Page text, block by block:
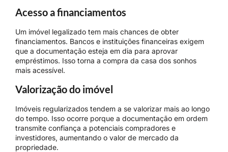
Acesso a financiamentos
Um imóvel legalizado tem mais chances de obter
financiamentos. Bancos e instituições financeiras exigem
que a documentação esteja em dia para aprovar
empréstimos. Isso torna a compra da casa dos sonhos
mais acessível.
Valorização do imóvel
Imóveis regularizados tendem a se valorizar mais ao longo
do tempo. Isso ocorre porque a documentação em ordem
transmite confiança a potenciais compradores e
investidores, aumentando o valor de mercado da
propriedade.